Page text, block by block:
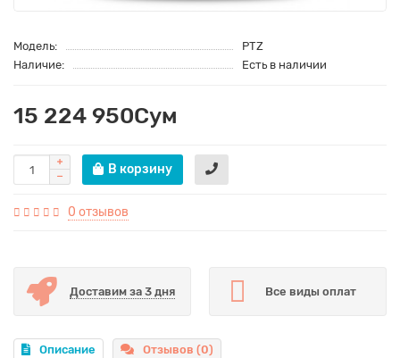
Модель:
PTZ
Наличие:
Есть в наличии
15 224 950Сум
В корзину
0 отзывов
Доставим за 3 дня Все виды оплат
Описание Отзывов (0)